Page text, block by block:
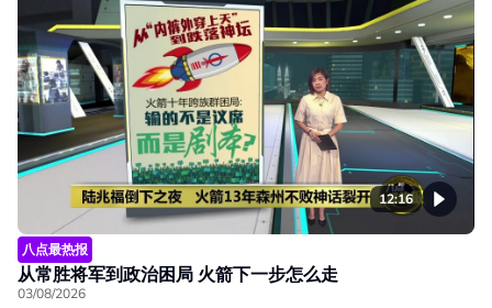
12:16
八点最热报
从常胜将军到政治困局 火箭下一步怎么走
03/08/2026